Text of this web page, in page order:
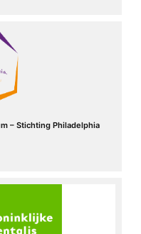
– Stichting Philadelphia